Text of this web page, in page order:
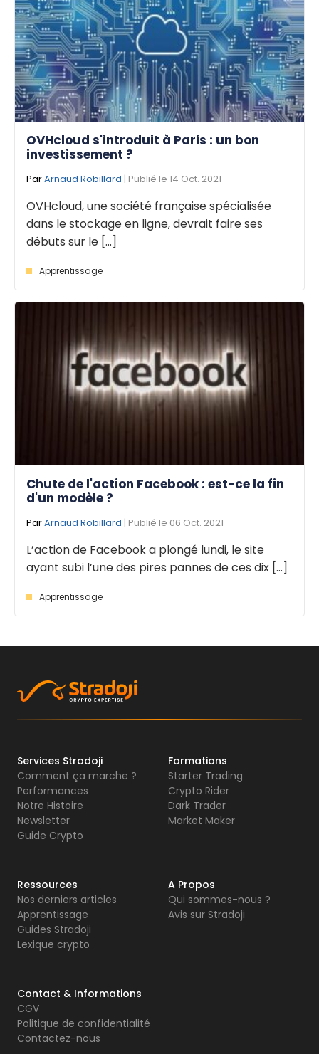
OVHcloud s'introduit à Paris : un bon
investissement ?
ParArnaud Robillard | Publié le 14 Oct. 2021
OVHcloud, une société française spécialisée
dans le stockage en ligne, devrait faire ses
débuts sur le [...]
Apprentissage
Chute de l'action Facebook : est-ce la fin
d'un modèle ?
ParArnaud Robillard | Publié le 06 Oct. 2021
L’action de Facebook a plongé lundi, le site
ayant subi l’une des pires pannes de ces dix [...]
Apprentissage
Services Stradoji
Comment ça marche ?
Performances
Notre Histoire
Newsletter
Guide Crypto
Formations
Starter Trading
Crypto Rider
Dark Trader
Market Maker
Ressources
Nos derniers articles
Apprentissage
Guides Stradoji
Lexique crypto
A Propos
Qui sommes-nous ?
Avis sur Stradoji
Contact & Informations
CGV
Politique de confidentialité
Contactez-nous